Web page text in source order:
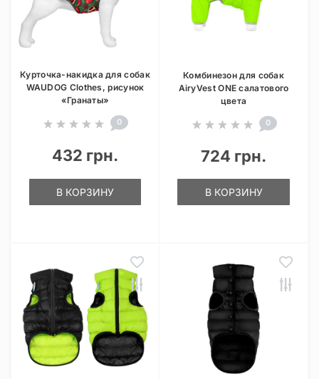
Курточка-накидка для собак
WAUDOG Clothes, рисунок
«Гранаты»
0
432 грн.
В КОРЗИНУ
Комбинезон для собак
AiryVest ONE салатового
цвета
0
724 грн.
В КОРЗИНУ